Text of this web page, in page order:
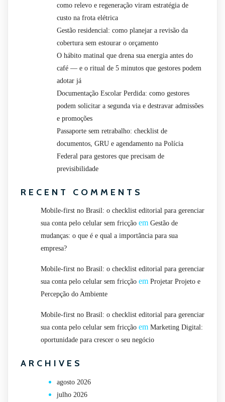
como relevo e regeneração viram estratégia de
custo na frota elétrica
Gestão residencial: como planejar a revisão da
cobertura sem estourar o orçamento
O hábito matinal que drena sua energia antes do
café — e o ritual de 5 minutos que gestores podem
adotar já
Documentação Escolar Perdida: como gestores
podem solicitar a segunda via e destravar admissões
e promoções
Passaporte sem retrabalho: checklist de
documentos, GRU e agendamento na Polícia
Federal para gestores que precisam de
previsibilidade
RECENT COMMENTS
Mobile-first no Brasil: o checklist editorial para gerenciar
sua conta pelo celular sem fricção em Gestão de
mudanças: o que é e qual a importância para sua
empresa?
Mobile-first no Brasil: o checklist editorial para gerenciar
sua conta pelo celular sem fricção em Projetar Projeto e
Percepção do Ambiente
Mobile-first no Brasil: o checklist editorial para gerenciar
sua conta pelo celular sem fricção em Marketing Digital:
oportunidade para crescer o seu negócio
ARCHIVES
agosto 2026
julho 2026